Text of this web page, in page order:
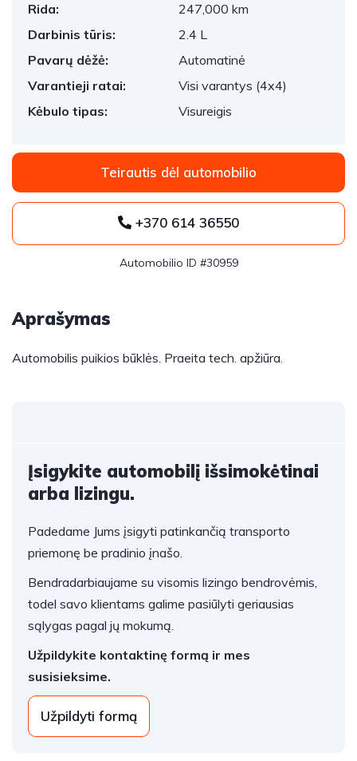
Rida:
247,000 km
Darbinis tūris:
2.4 L
Pavarų dėžė:
Automatinė
Varantieji ratai:
Visi varantys (4x4)
Kėbulo tipas:
Visureigis
Teirautis dėl automobilio
+370 614 36550
Automobilio ID #30959
Aprašymas
Automobilis puikios būklės. Praeita tech. apžiūra.
Įsigykite automobilį išsimokėtinai
arba lizingu.
Padedame Jums įsigyti patinkančią transporto
priemonę be pradinio įnašo.
Bendradarbiaujame su visomis lizingo bendrovėmis,
todel savo klientams galime pasiūlyti geriausias
sąlygas pagal jų mokumą.
Užpildykite kontaktinę formą ir mes
susisieksime.
Užpildyti formą